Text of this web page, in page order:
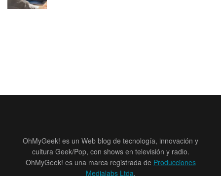
OhMyGeek! es un Web blog de tecnología, innovación y
cultura Geek/Pop, con shows en televisión y radio.
OhMyGeek! es una marca registrada de Producciones
Medialabs Ltda.